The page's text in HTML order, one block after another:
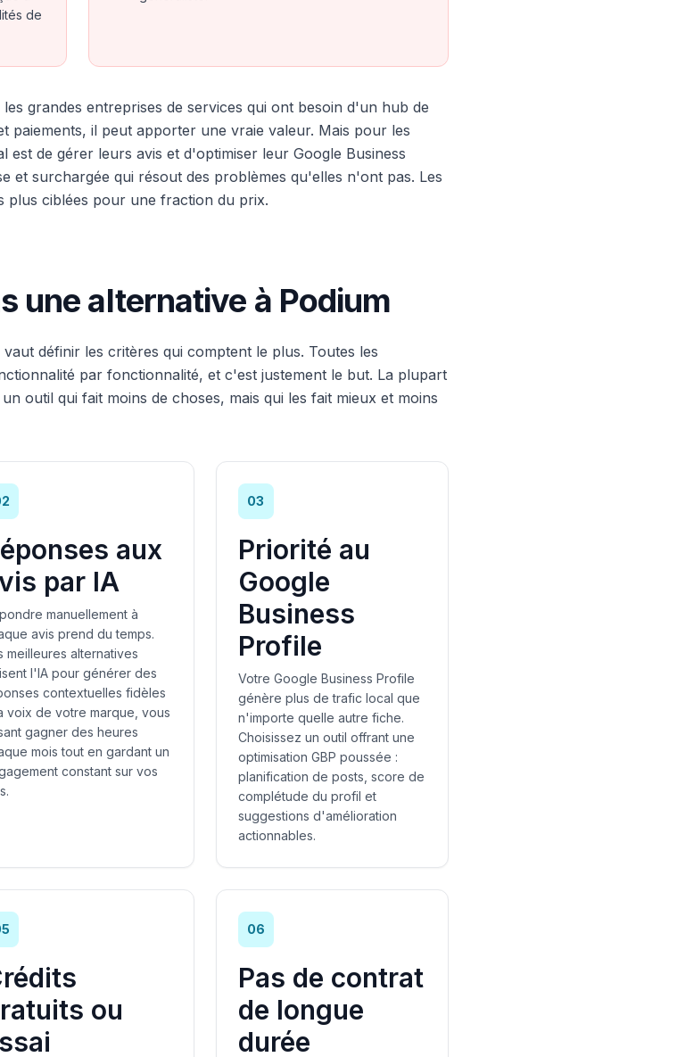
de
grandes entreprises de services qui ont besoin d'un hub de
paiements, il peut apporter une vraie valeur. Mais pour les
est de gérer leurs avis et d'optimiser leur Google Business
et surchargée qui résout des problèmes qu'elles n'ont pas. Les
plus ciblées pour une fraction du prix.
une alternative à Podium
définir les critères qui comptent le plus. Toutes les
par fonctionnalité, et c'est justement le but. La plupart
outil qui fait moins de choses, mais qui les fait mieux et moins
aux
par IA
manuellement à
avis prend du temps.
meilleures alternatives
l'IA pour générer des
contextuelles fidèles
voix de votre marque, vous
gagner des heures
mois tout en gardant un
constant sur vos
03
Priorité au
Google
Business
Profile
Votre Google Business Profile
génère plus de trafic local que
n'importe quelle autre fiche.
Choisissez un outil offrant une
optimisation GBP poussée :
planification de posts, score de
complétude du profil et
suggestions d'amélioration
actionnables.
ou
06
Pas de contrat
de longue
durée